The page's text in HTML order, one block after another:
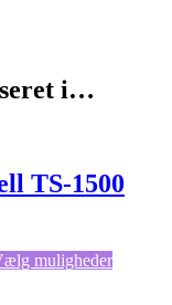
i…
TS-1500
mulighederDette